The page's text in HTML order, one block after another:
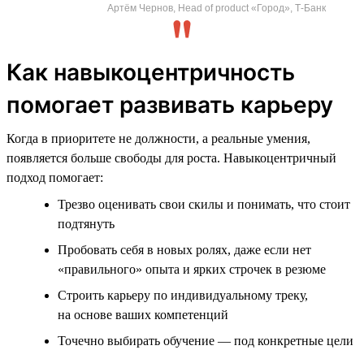
Артём Чернов, Head of product «Город», Т-Банк
Как навыкоцентричность
помогает развивать карьеру
Когда в приоритете не должности, а реальные умения,
появляется больше свободы для роста. Навыкоцентричный
подход помогает:
Трезво оценивать свои скилы и понимать, что стоит
подтянуть
Пробовать себя в новых ролях, даже если нет
«правильного» опыта и ярких строчек в резюме
Строить карьеру по индивидуальному треку,
на основе ваших компетенций
Точечно выбирать обучение — под конкретные цели